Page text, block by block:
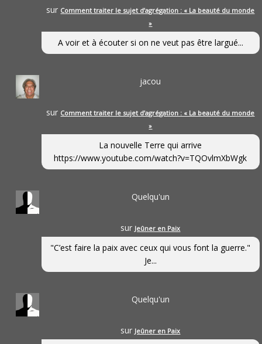
sur Comment traiter le sujet d’agrégation : « La beauté du monde
»
A voir et à écouter si on ne veut pas être largué...
jacou
sur Comment traiter le sujet d’agrégation : « La beauté du monde
»
La nouvelle Terre qui arrive
https://www.youtube.com/watch?v=TQOvlmXbWgk
Quelqu'un
sur Jeûner en Paix
"C’est faire la paix avec ceux qui vous font la guerre."
Je...
Quelqu'un
sur Jeûner en Paix